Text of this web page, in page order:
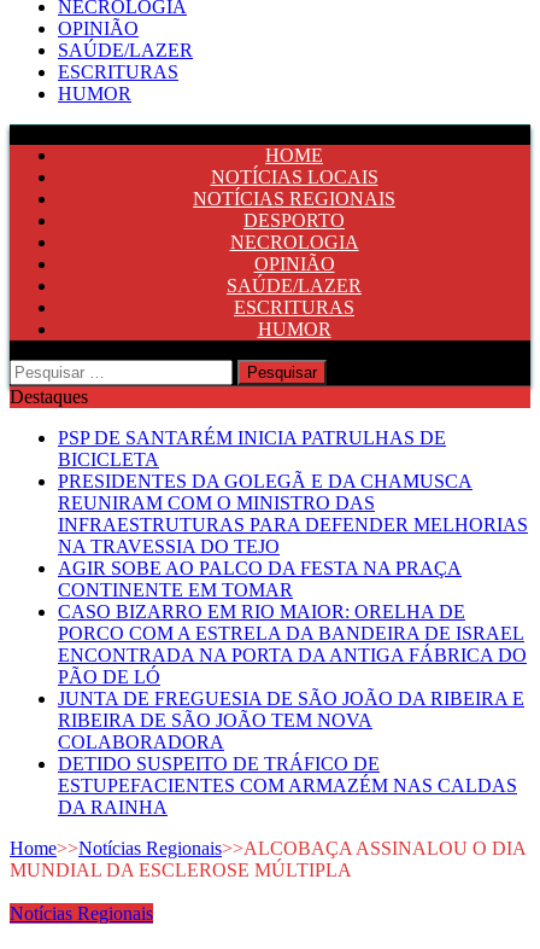
NECROLOGIA
OPINIÃO
SAÚDE/LAZER
ESCRITURAS
HUMOR
HOME
NOTÍCIAS LOCAIS
NOTÍCIAS REGIONAIS
DESPORTO
NECROLOGIA
OPINIÃO
SAÚDE/LAZER
ESCRITURAS
HUMOR
Pesquisar
por:
Destaques
PSP DE SANTARÉM INICIA PATRULHAS DE
BICICLETA
PRESIDENTES DA GOLEGÃ E DA CHAMUSCA
REUNIRAM COM O MINISTRO DAS
INFRAESTRUTURAS PARA DEFENDER MELHORIAS
NA TRAVESSIA DO TEJO
AGIR SOBE AO PALCO DA FESTA NA PRAÇA
CONTINENTE EM TOMAR
CASO BIZARRO EM RIO MAIOR: ORELHA DE
PORCO COM A ESTRELA DA BANDEIRA DE ISRAEL
ENCONTRADA NA PORTA DA ANTIGA FÁBRICA DO
PÃO DE LÓ
JUNTA DE FREGUESIA DE SÃO JOÃO DA RIBEIRA E
RIBEIRA DE SÃO JOÃO TEM NOVA
COLABORADORA
DETIDO SUSPEITO DE TRÁFICO DE
ESTUPEFACIENTES COM ARMAZÉM NAS CALDAS
DA RAINHA
Home>>Notícias Regionais>>ALCOBAÇA ASSINALOU O DIA
MUNDIAL DA ESCLEROSE MÚLTIPLA
Notícias Regionais